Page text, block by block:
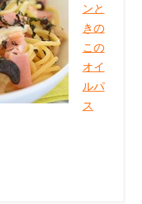
ンと
きの
この
オイ
ルパ
ス